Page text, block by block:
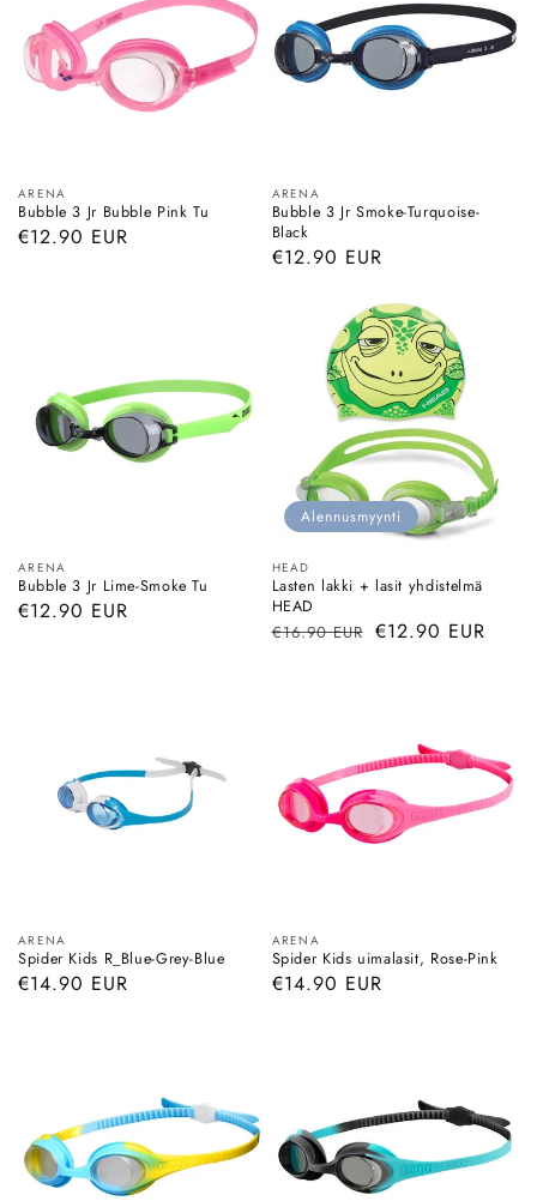
Myyjä:
ARENA
Bubble 3 Jr Bubble Pink Tu
Normaalihinta
€12.90 EUR
Myyjä:
ARENA
Bubble 3 Jr Smoke-Turquoise-
Black
Normaalihinta
€12.90 EUR
Myyjä:
ARENA
Bubble 3 Jr Lime-Smoke Tu
Normaalihinta
€12.90 EUR
Myyjä:
HEAD
Lasten lakki + lasit yhdistelmä
HEAD
Normaalihinta
€16.90 EUR
Myyntihinta €12.90 EUR
Alennusmyynti
Myyjä:
ARENA
Spider Kids R_Blue-Grey-Blue
Normaalihinta
€14.90 EUR
Myyjä:
ARENA
Spider Kids uimalasit, Rose-Pink
Normaalihinta
€14.90 EUR